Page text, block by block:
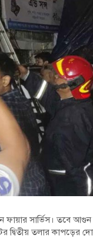
ফায়ার সার্ভিস। তবে
দ্বিতীয় তলার